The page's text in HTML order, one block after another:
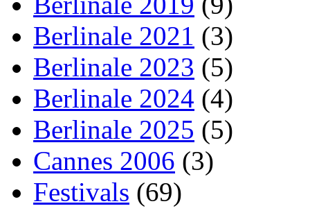
Berlinale 2021 (3)
Berlinale 2023 (5)
Berlinale 2024 (4)
Berlinale 2025 (5)
Cannes 2006 (3)
Festivals (69)